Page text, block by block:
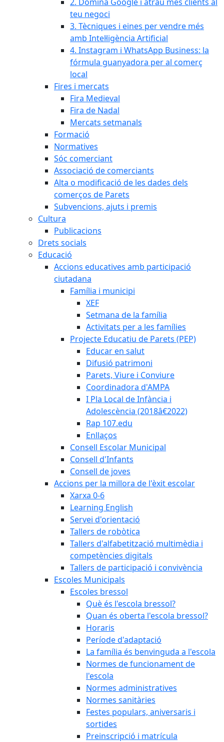
teu negoci
3. Tècniques i eines per vendre més
amb Intel·ligència Artificial
4. Instagram i WhatsApp Business: la
fórmula guanyadora per al comerç
local
Fires i mercats
Fira Medieval
Fira de Nadal
Mercats setmanals
Formació
Normatives
Sóc comerciant
Associació de comerciants
Alta o modificació de les dades dels
comerços de Parets
Subvencions, ajuts i premis
Cultura
Publicacions
Drets socials
Educació
Accions educatives amb participació
ciutadana
Família i municipi
XEF
Setmana de la família
Activitats per a les famílies
Projecte Educatiu de Parets (PEP)
Educar en salut
Difusió patrimoni
Parets, Viure i Conviure
Coordinadora d'AMPA
I Pla Local de Infància i
Adolescència (2018â€2022)
Rap 107.edu
Enllaços
Consell Escolar Municipal
Consell d'Infants
Consell de joves
Accions per la millora de l'èxit escolar
Xarxa 0-6
Learning English
Servei d'orientació
Tallers de robòtica
Tallers d'alfabetització multimèdia i
competències digitals
Tallers de participació i convivència
Escoles Municipals
Escoles bressol
Què és l'escola bressol?
Quan és oberta l'escola bressol?
Horaris
Període d'adaptació
La família és benvinguda a l'escola
Normes de funcionament de
l'escola
Normes administratives
Normes sanitàries
Festes populars, aniversaris i
sortides
Preinscripció i matrícula